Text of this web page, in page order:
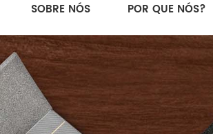
SOBRE NÓS POR QUE NÓS?